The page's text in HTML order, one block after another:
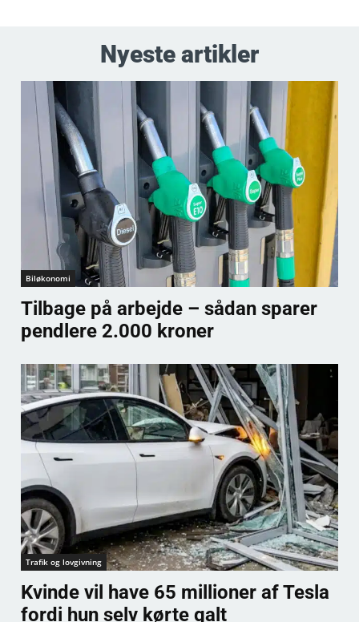
Nyeste artikler
Biløkonomi
Tilbage på arbejde – sådan sparer
pendlere 2.000 kroner
Trafik og lovgivning
Kvinde vil have 65 millioner af Tesla
fordi hun selv kørte galt